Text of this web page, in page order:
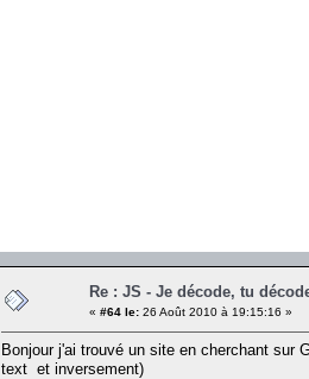
Re : JS - Je décode, tu
« #64 le: 26 Août 2010 à 19:15:16 »
Bonjour j'ai trouvé un site en cherchant
text et inversement)